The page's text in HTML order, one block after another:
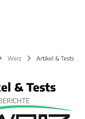
Werz Artikel & Tests
& Tests